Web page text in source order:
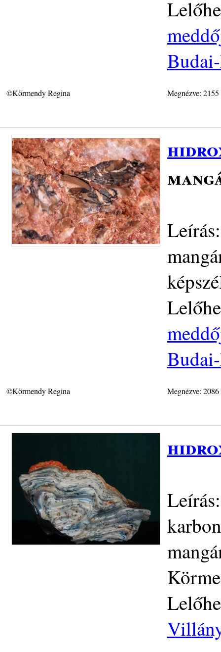
©Körmendy Regina Megnézve:
©Körmendy Regina Megnézve: